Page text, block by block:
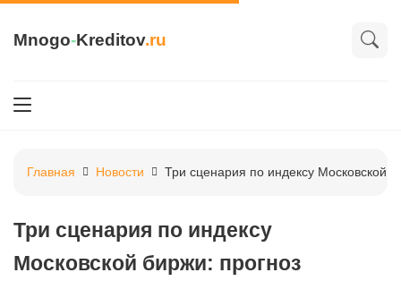
Mnogo-Kreditov.ru
Главная Новости Три сценария по индексу Московской
Три сценария по индексу
Московской биржи: прогноз